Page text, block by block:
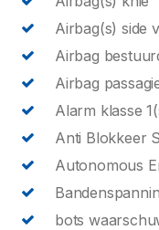
Airbag(s) side
Airbag
Airbag
Alarm klasse
Anti Blokkeer
Autonomous
bots